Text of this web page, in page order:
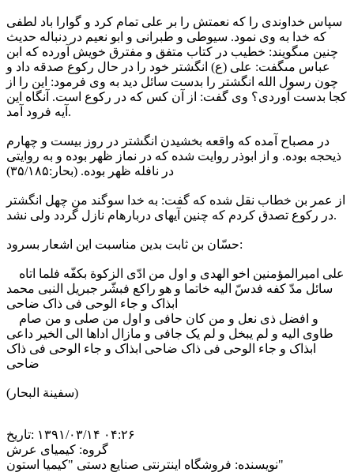
سپاس خداوندى را که نعمتش را بر على تمام کرد و گوارا باد لطفى
که خدا به وى نمود. سیوطى و طبرانى و ابو نعیم در دنباله حدیث
چنین مىگویند: خطیب در کتاب متفق و مفترق خویش آورده که ابن
عباس مىگفت: على (ع) انگشتر خود را در حال رکوع صدقه داد و
چون رسول الله انگشتر را بدست سائل دید به وى فرمود: این را از
کجا بدست آوردى؟ وى گفت: از آن کس که در رکوع است. آنگاه این
آیه فرود آمد.
در مصباح آمده که واقعه بخشیدن انگشتر در روز بیست و چهارم
ذیحجه بوده. و از ابوذر روایت شده که در نماز ظهر بوده و به روایتى
در نافله ظهر بوده. (بحار:۳۵/۱۸۵)
از عمر بن خطاب نقل شده که گفت: به خدا سوگند من چهل انگشتر
در رکوع تصدق کردم که چنین آیهاى دربارهام نازل گردد ولى نشد.
حسّان بن ثابت بدین مناسبت این اشعار بسرود:
سائل مدّ کفه فدسّ الیه خاتما و هو راکع فبشّر جبریل النبى محمد
ابذاک و جاء الوحى فى ذاک ضاحی
طاوی الیه و لم یبخل و لم یک جافی و مازال اداها الى الخیر داعی
ابذاک و جاء الوحى فى ذاک ضاحی ابذاک و جاء الوحى فى ذاک
ضاحی
(سفینة البحار)
تاریخ: ‎۱۳۹۱/۰۳/۱۴ ۰۴:۲۶
گروه: کیمیای عرش
نویسنده:فروشگاه اینترنتی صنایع دستی "کیمیا استون"